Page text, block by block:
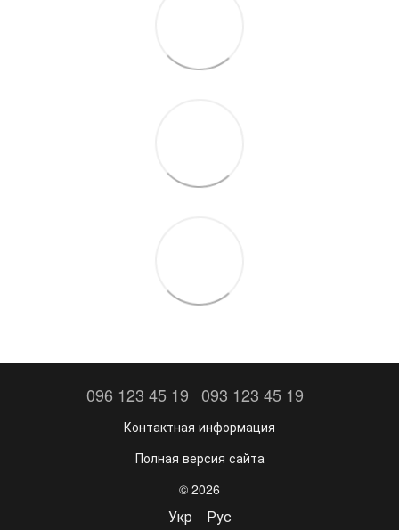
096 123 45 19 093 123 45 19
Контактная информация
Полная версия сайта
© 2026
Укр Рус